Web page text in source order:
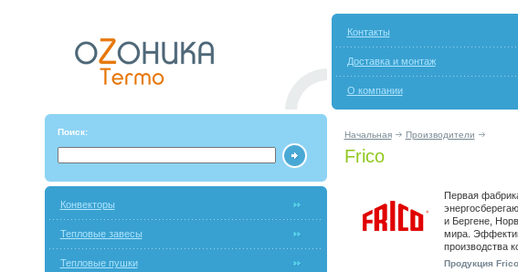
Контакты
Доставка и монтаж
О компании
Поиск: Начальная Производители
Frico
Конвекторы
Тепловые завесы
Тепловые пушки
Первая
и Бергене,
мира.
производства
Продукция